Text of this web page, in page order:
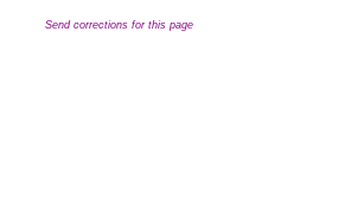
Send corrections for this page